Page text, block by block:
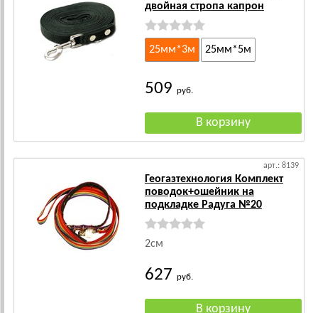
двойная стропа капрон
25мм*3м 25мм*5м
509 руб.
арт.: 8139
Геогазтехнология Комплект
поводок+ошейник на
подкладке Радуга №20
2см
627 руб.